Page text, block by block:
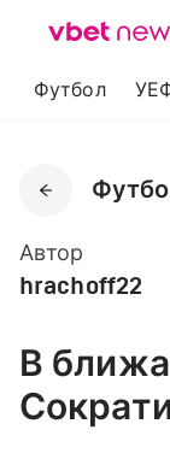
Футбол
Автор
hrachoff22
В